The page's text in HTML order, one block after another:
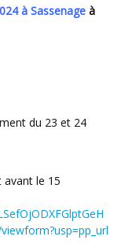
à Sassenage à
du 23 et 24